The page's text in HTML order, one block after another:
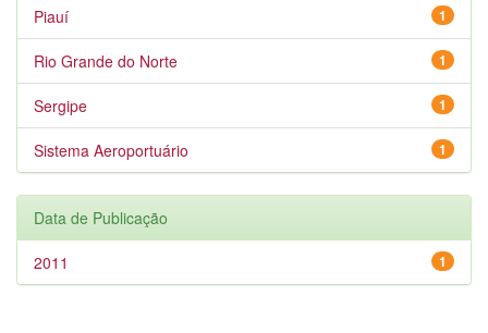
1
Piauí
1
Rio Grande do Norte
1
Sergipe
1
Sistema Aeroportuário
Data de Publicação
1
2011